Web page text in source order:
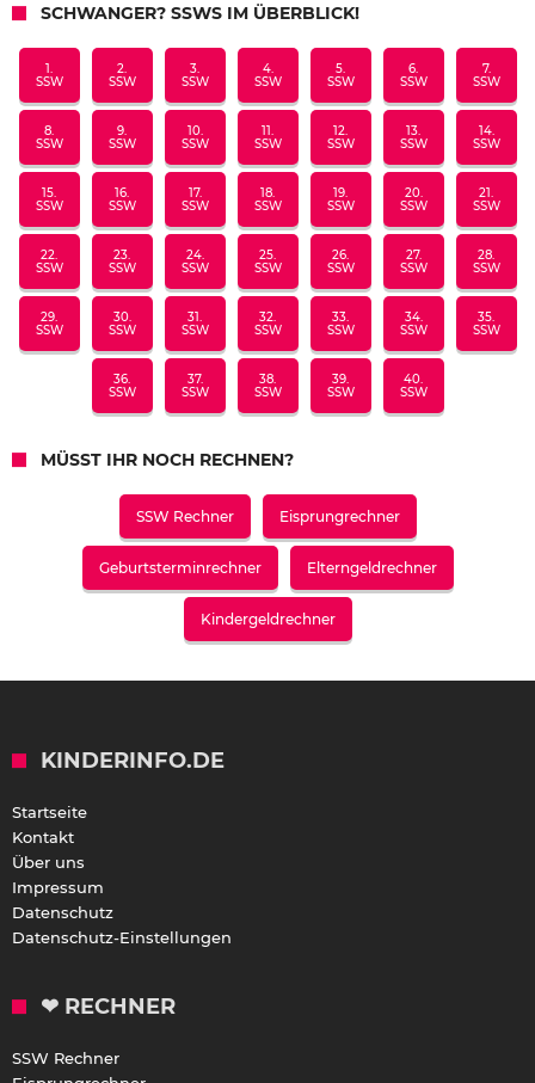
SCHWANGER? SSWS IM ÜBERBLICK!
1.
SSW
2.
SSW
3.
SSW
4.
SSW
5.
SSW
6.
SSW
7.
SSW
8.
SSW
9.
SSW
10.
SSW
11.
SSW
12.
SSW
13.
SSW
14.
SSW
15.
SSW
16.
SSW
17.
SSW
18.
SSW
19.
SSW
20.
SSW
21.
SSW
22.
SSW
23.
SSW
24.
SSW
25.
SSW
26.
SSW
27.
SSW
28.
SSW
29.
SSW
30.
SSW
31.
SSW
32.
SSW
33.
SSW
34.
SSW
35.
SSW
36.
SSW
37.
SSW
38.
SSW
39.
SSW
40.
SSW
MÜSST IHR NOCH RECHNEN?
SSW Rechner Eisprungrechner
Geburtsterminrechner Elterngeldrechner
Kindergeldrechner
KINDERINFO.DE
Startseite
Kontakt
Über uns
Impressum
Datenschutz
Datenschutz-Einstellungen
❤ RECHNER
SSW Rechner